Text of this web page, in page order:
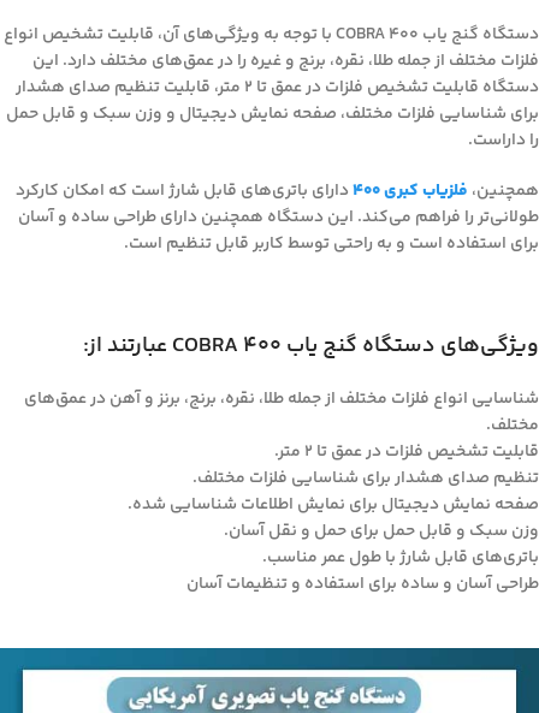
دستگاه گنج یاب COBRA 400 با توجه به ویژگی‌های آن، قابلیت تشخیص انواع
فلزات مختلف از جمله طلا، نقره، برنج و غیره را در عمق‌های مختلف دارد. این
دستگاه قابلیت تشخیص فلزات در عمق تا ۲ متر، قابلیت تنظیم صدای هشدار
برای شناسایی فلزات مختلف، صفحه نمایش دیجیتال و وزن سبک و قابل حمل
را داراست.
همچنین، فلزیاب کبری 400
دارای باتری‌های قابل شارژ است که امکان کارکرد
طولانی‌تر را فراهم می‌کند. این دستگاه همچنین دارای طراحی ساده و آسان
برای استفاده است و به راحتی توسط کاربر قابل تنظیم است.
ویژگی‌های دستگاه گنج یاب COBRA 400 عبارتند از:
شناسایی انواع فلزات مختلف از جمله طلا، نقره، برنج، برنز و آهن در عمق‌های
مختلف.
قابلیت تشخیص فلزات در عمق تا ۲ متر.
تنظیم صدای هشدار برای شناسایی فلزات مختلف.
صفحه نمایش دیجیتال برای نمایش اطلاعات شناسایی شده.
وزن سبک و قابل حمل برای حمل و نقل آسان.
باتری‌های قابل شارژ با طول عمر مناسب.
طراحی آسان و ساده برای استفاده و تنظیمات آسان